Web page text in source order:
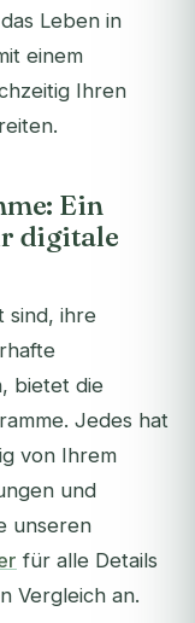
Leben in
einem
Ihren
Ein
digitale
sind, ihre
bietet die
Jedes hat
von Ihrem
und
unseren
für alle Details
Vergleich an.